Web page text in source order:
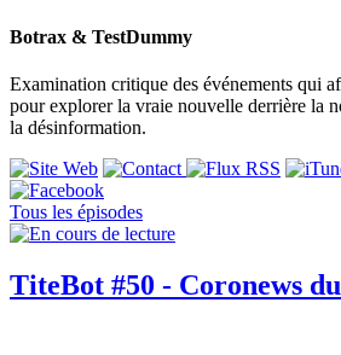
Botrax & TestDummy
Examination critique des événements qui
pour explorer la vraie nouvelle derrière la
la désinformation.
Tous les épisodes
TiteBot #50 - Coronews